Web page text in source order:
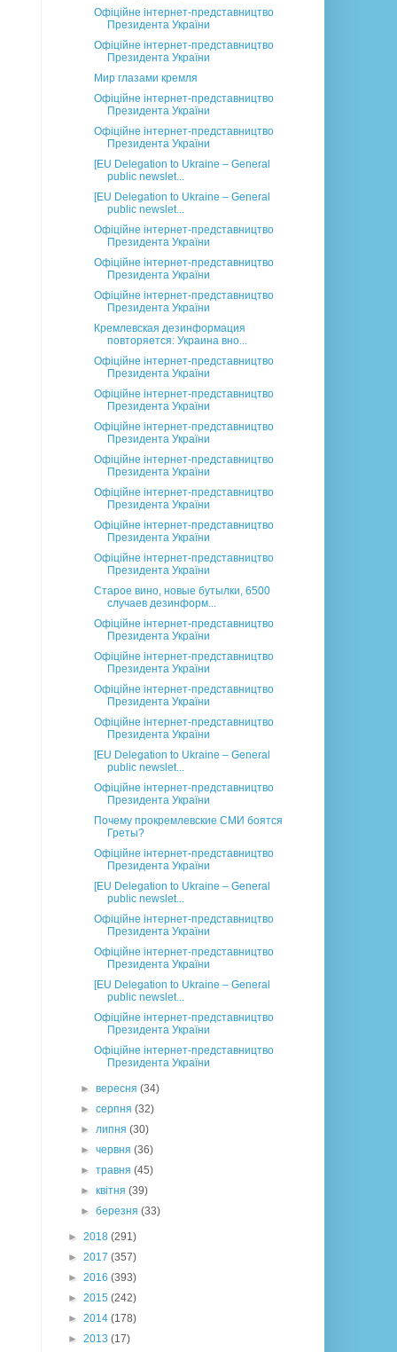
Офіційне інтернет-представництво
Президента України
Офіційне інтернет-представництво
Президента України
Мир глазами кремля
Офіційне інтернет-представництво
Президента України
Офіційне інтернет-представництво
Президента України
[EU Delegation to Ukraine – General
public newslet...
[EU Delegation to Ukraine – General
public newslet...
Офіційне інтернет-представництво
Президента України
Офіційне інтернет-представництво
Президента України
Офіційне інтернет-представництво
Президента України
Кремлевская дезинформация
повторяется: Украина вно...
Офіційне інтернет-представництво
Президента України
Офіційне інтернет-представництво
Президента України
Офіційне інтернет-представництво
Президента України
Офіційне інтернет-представництво
Президента України
Офіційне інтернет-представництво
Президента України
Офіційне інтернет-представництво
Президента України
Офіційне інтернет-представництво
Президента України
Старое вино, новые бутылки, 6500
случаев дезинформ...
Офіційне інтернет-представництво
Президента України
Офіційне інтернет-представництво
Президента України
Офіційне інтернет-представництво
Президента України
Офіційне інтернет-представництво
Президента України
[EU Delegation to Ukraine – General
public newslet...
Офіційне інтернет-представництво
Президента України
Почему прокремлевские СМИ боятся
Греты?
Офіційне інтернет-представництво
Президента України
[EU Delegation to Ukraine – General
public newslet...
Офіційне інтернет-представництво
Президента України
Офіційне інтернет-представництво
Президента України
[EU Delegation to Ukraine – General
public newslet...
Офіційне інтернет-представництво
Президента України
Офіційне інтернет-представництво
Президента України
►вересня(34)
►серпня(32)
►липня(30)
►червня(36)
►травня(45)
►квітня(39)
►березня(33)
► 2018 (291)
► 2017 (357)
► 2016 (393)
► 2015 (242)
► 2014 (178)
► 2013 (17)